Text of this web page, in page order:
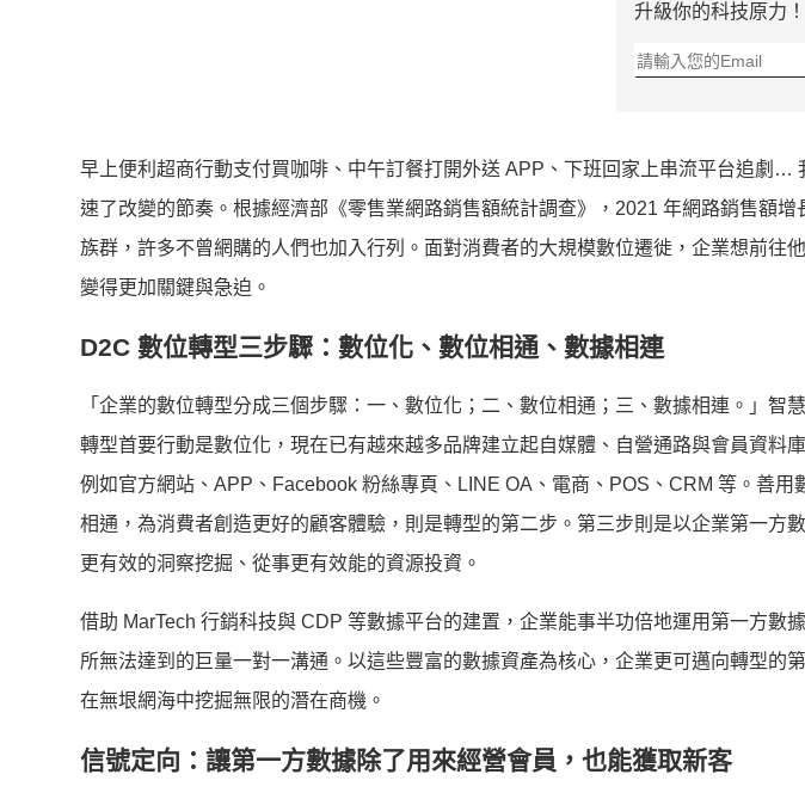
升級你的科技原力！
早上便利超商行動支付買咖啡、中午訂餐打開外送 APP、下班回家上串流平台追劇…
速了改變的節奏。 根據經濟部《零售業網路銷售額統計調查》，2021 年網路銷售額
族群， 許多不曾網購的人們也加入行列。面對消費者的大規模數位遷徙， 企業想前往
變得更加關鍵與急迫。
D2C 數位轉型三步驟：數位化、數位相通、數據相連
「企業的數位轉型分成三個步驟：一、數位化；二、數位相通；三、 數據相連。」智
轉型首要行動是數位化，現在已有越來越多品牌建立起自媒體、 自營通路與會員資料
例如官方網站、APP、Facebook 粉絲專頁、LINE OA、電商、POS、CRM 等。善
相通， 為消費者創造更好的顧客體驗，則是轉型的第二步。 第三步則是以企業第一方
更有效的洞察挖掘、從事更有效能的資源投資。
借助 MarTech 行銷科技與 CDP 等數據平台的建置， 企業能事半功倍地運用第一方數
所無法達到的巨量一對一溝通。 以這些豐富的數據資產為核心，企業更可邁向轉型的
在無垠網海中挖掘無限的潛在商機。
信號定向：讓第一方數據除了用來經營會員，也能獲取新客